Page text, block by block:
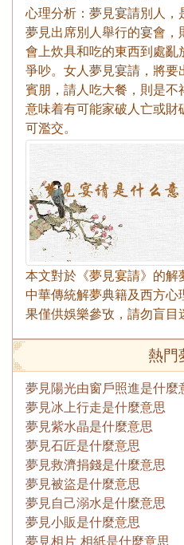
心理分析：夢見宴請別人
夢見出席別人舉行的宴會
會上炊具和吃的東西到處
爭吵。女人夢見宴請，將
賓朋，請人吃大餐，則是不
意味着有可能家破人亡或
可濫交。
本文對於《夢見宴請》的
中華傳統解夢典籍及西方
果僅供娛樂參攷，請勿盲目
熱門
夢見陽光由窗戶照進是什麼
夢見冰上行走是什麼意思
夢見紫水晶是什麼意思
夢見石匠是什麼意思
夢見救濟捐錢是什麼意思
夢見被盜是什麼意思
夢見自己溺水是什麼意思
夢見小販是什麼意思
夢見相片 相紙是什麼意思